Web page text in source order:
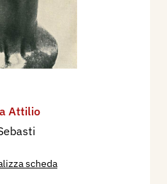
Attilio
scheda